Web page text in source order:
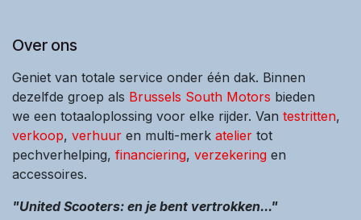
Over ons
Geniet van totale service onder één dak. Binnen
dezelfde groep als Brussels South Motors bieden
we een totaaloplossing voor elke rijder. Van testritten,
verkoop, verhuur en multi-merk atelier tot
pechverhelping, financiering, verzekering en
accessoires.
"United Scooters: en je bent vertrokken..."